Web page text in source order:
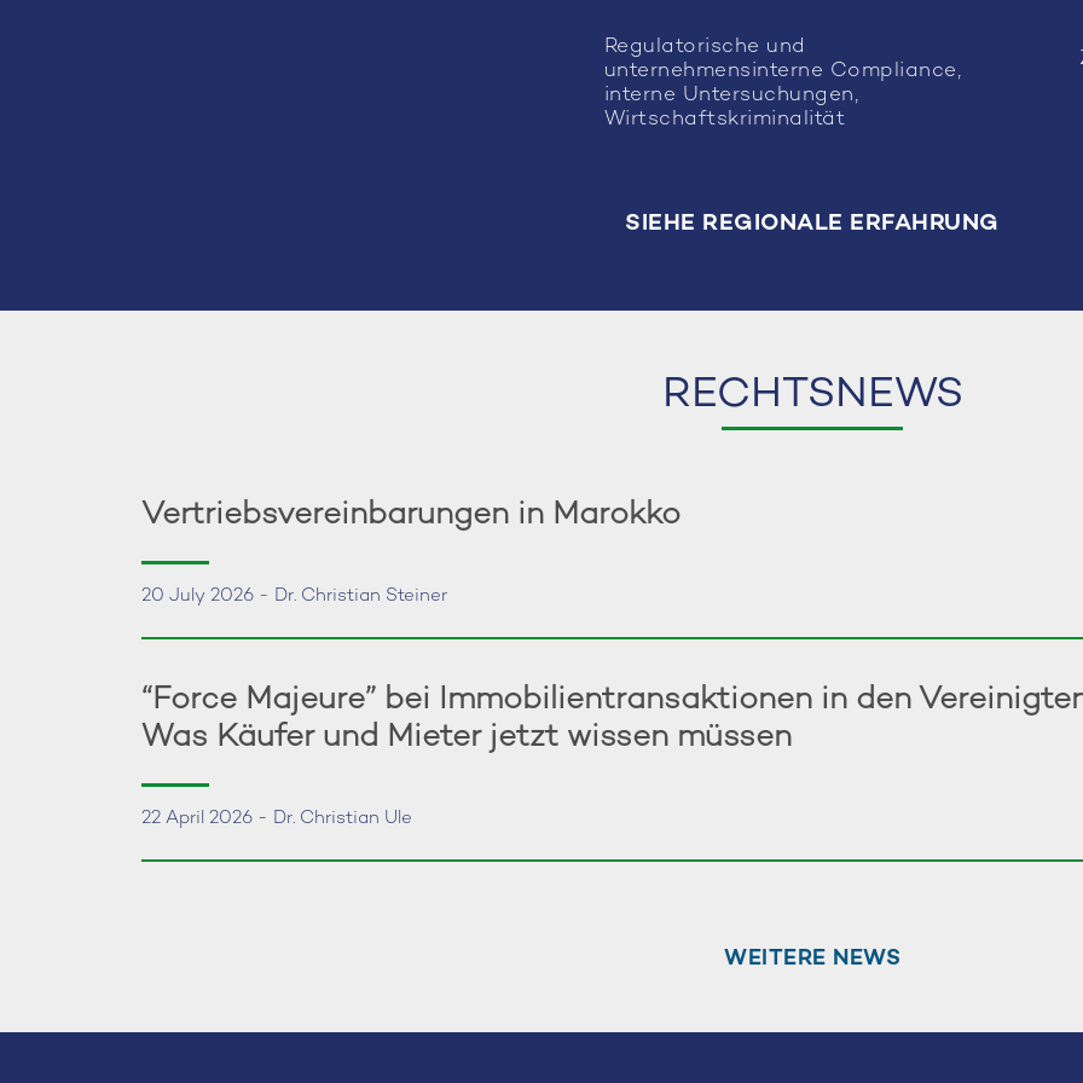
Regulatorische und
unternehmensinterne Compliance,
interne Untersuchungen,
Wirtschaftskriminalität
SIEHE REGIONALE ERFAHRUNG
RECHTSNEWS
Vertriebsvereinbarungen in Marokko
20 July 2026 - Dr. Christian Steiner
“Force Majeure” bei Immobilientransaktionen in den
Was Käufer und Mieter jetzt wissen müssen
22 April 2026 - Dr. Christian Ule
WEITERE NEWS